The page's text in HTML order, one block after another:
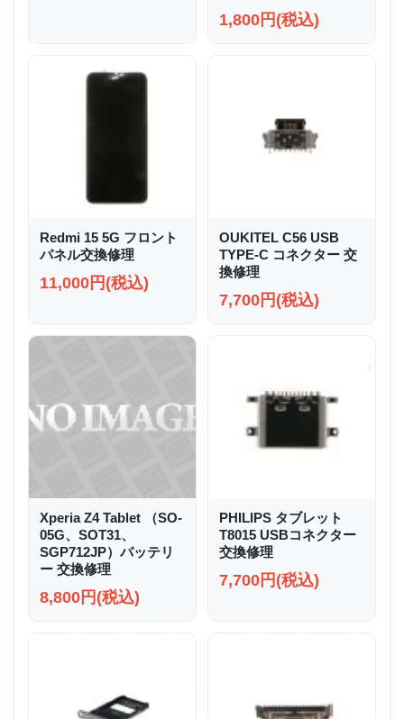
1,800円(税込)
Redmi 15 5G フロント
パネル交換修理
11,000円(税込)
OUKITEL C56 USB
TYPE-C コネクター 交
換修理
7,700円(税込)
Xperia Z4 Tablet （SO-
05G、SOT31、
SGP712JP）バッテリ
ー 交換修理
8,800円(税込)
PHILIPS タブレット
T8015 USBコネクター
交換修理
7,700円(税込)